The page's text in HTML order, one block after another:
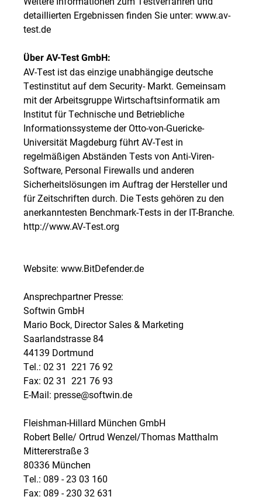
detaillierten Ergebnissen finden Sie unter: www.av-
test.de
Über AV-Test GmbH:
AV-Test ist das einzige unabhängige deutsche
Testinstitut auf dem Security- Markt. Gemeinsam
mit der Arbeitsgruppe Wirtschaftsinformatik am
Institut für Technische und Betriebliche
Informationssysteme der Otto-von-Guericke-
Universität Magdeburg führt AV-Test in
regelmäßigen Abständen Tests von Anti-Viren-
Software, Personal Firewalls und anderen
Sicherheitslösungen im Auftrag der Hersteller und
für Zeitschriften durch. Die Tests gehören zu den
anerkanntesten Benchmark-Tests in der IT-Branche.
http://www.AV-Test.org
Website: www.BitDefender.de
Ansprechpartner Presse:
Softwin GmbH
Mario Bock, Director Sales & Marketing
Saarlandstrasse 84
44139 Dortmund
Tel.: 02 31  221 76 92
Fax: 02 31  221 76 93
E-Mail: presse@softwin.de
Fleishman-Hillard München GmbH
Robert Belle/ Ortrud Wenzel/Thomas Matthalm
Mittererstraße 3
80336 München
Tel.: 089 - 23 03 160
Fax: 089 - 230 32 631